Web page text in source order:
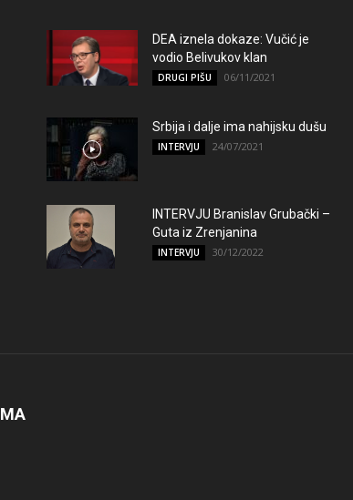
DEA iznela dokaze: Vučić je
vodio Belivukov klan
DRUGI PIŠU 06/11/2021
Srbija i dalje ima nahijsku dušu
INTERVJU 24/07/2021
INTERVJU Branislav Grubački –
Guta iz Zrenjanina
INTERVJU 30/12/2022